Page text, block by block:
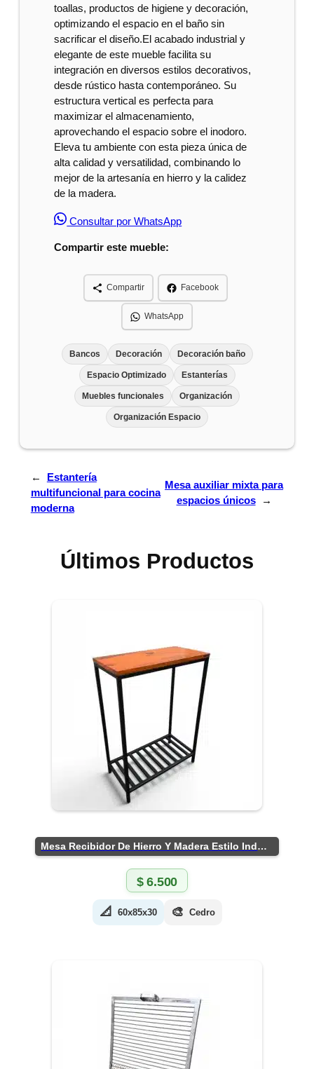
toallas, productos de higiene y decoración,
optimizando el espacio en el baño sin
sacrificar el diseño.El acabado industrial y
elegante de este mueble facilita su
integración en diversos estilos decorativos,
desde rústico hasta contemporáneo. Su
estructura vertical es perfecta para
maximizar el almacenamiento,
aprovechando el espacio sobre el inodoro.
Eleva tu ambiente con esta pieza única de
alta calidad y versatilidad, combinando lo
mejor de la artesanía en hierro y la calidez
de la madera.
Consultar por WhatsApp
Compartir este mueble:
Compartir Facebook
WhatsApp
Bancos Decoración Decoración baño
Espacio Optimizado Estanterías
Muebles funcionales Organización
Organización Espacio
←
Estantería
multifuncional para cocina
moderna
Mesa auxiliar mixta para
espacios únicos
→
Últimos Productos
Mesa Recibidor De Hierro Y Madera Estilo Industrial
$6.500
📐 60x85x30 🎨 Cedro